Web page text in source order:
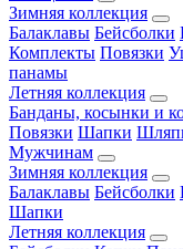
Зимняя коллекция
Балаклавы Бейсболки
Комплекты Повязки
панамы
Летняя коллекция
Банданы, косынки и
Повязки Шапки
Мужчинам
Зимняя коллекция
Балаклавы Бейсболки
Шапки
Летняя коллекция